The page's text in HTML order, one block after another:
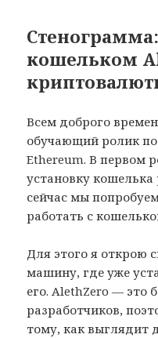
Стенограмма:
кошельком
Всем доброго
обучающий ролик
Ethereum. В первом
установку
сейчас мы
работать с
Для этого я открою
машину, где уже
его. AlethZero — это
разработчиков,
тому, как выглядит